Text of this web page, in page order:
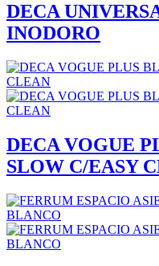
DECA
INODORO
DECA VOGUE
SLOW C/EASY